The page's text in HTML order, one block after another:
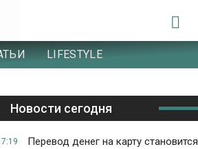
LIFESTYLE
Новости сегодня
Перевод денег на карту становится